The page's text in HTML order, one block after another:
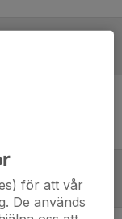
för att vår
De används